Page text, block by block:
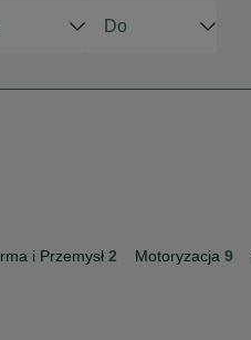
i Przemysł 2 Motoryzacja 9